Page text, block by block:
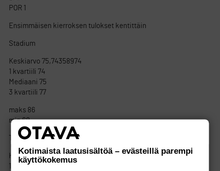
POR 1
Ensimmäisen kierroksen tulokset kentittäin
Stadium
Keskiarvo 75,74358974
1 kvartiili 74
Mediaani 75
3 kvartiili 77
maks 86
min 68
Tour
Keskiarvo 71,65384615
1 kvartiili 70
Kotimaista laatusisältöä – evästeillä parempi
käyttökokemus